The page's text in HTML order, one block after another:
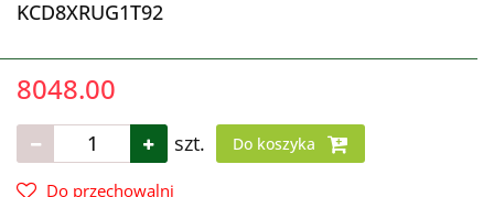
KCD8XRUG1T92
8048.00
szt. Do koszyka
Do przechowalni